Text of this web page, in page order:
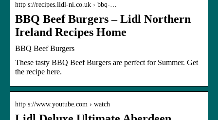
http s://recipes.lidl-ni.co.uk › bbq-…
BBQ Beef Burgers – Lidl Northern
Ireland Recipes Home
BBQ Beef Burgers
These tasty BBQ Beef Burgers are perfect for Summer. Get
the recipe here.
http s://www.youtube.com › watch